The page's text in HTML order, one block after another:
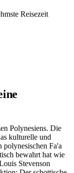
Reisezeit
Polynesiens. Die
kulturelle und
polynesischen Fa'a
bewahrt hat wie
Stevenson